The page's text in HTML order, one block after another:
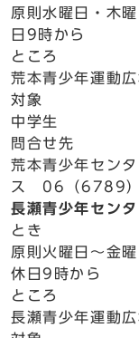
原則水曜日・木
日9時から
ところ
荒本青少年運動
対象
中学生
問合せ先
荒本青少年セン
ス 06（6789
長瀬青少年センタ
とき
原則火曜日～金
休日9時から
ところ
長瀬青少年運動